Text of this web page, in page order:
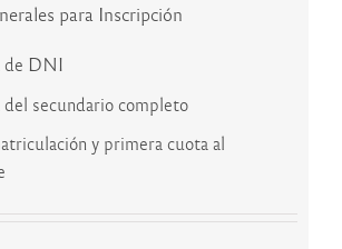
para Inscripción
de DNI
del secundario completo
y primera cuota al